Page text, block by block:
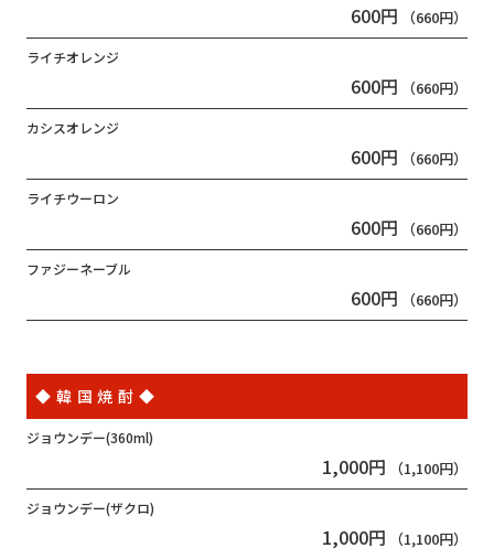
600円 （660円）
ライチオレンジ
600円 （660円）
カシスオレンジ
600円 （660円）
ライチウーロン
600円 （660円）
ファジーネーブル
600円 （660円）
◆韓国焼酎◆
ジョウンデー(360ml)
1,000円 （1,100円）
ジョウンデー(ザクロ)
1,000円 （1,100円）